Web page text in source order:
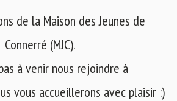
de la Maison des Jeunes de
Connerré (MJC).
à venir nous rejoindre à
vous accueillerons avec plaisir :)